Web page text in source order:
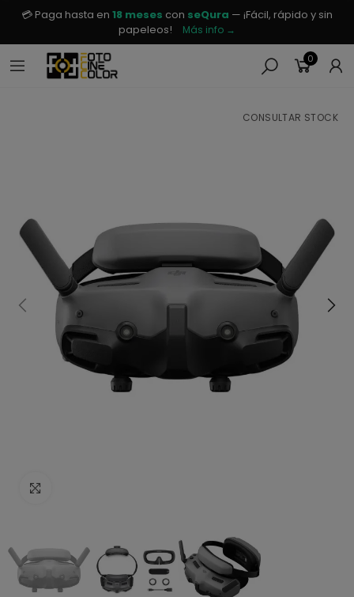
💳 Paga hasta en 18 meses con seQura — ¡Fácil, rápido y sin
papeleos!
Más info →
0
CONSULTAR STOCK